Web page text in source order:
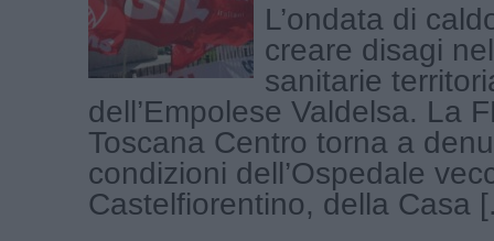
L’ondata di
creare disagi
sanitarie
dell’Empolese Valdelsa. La
Toscana Centro torna a
condizioni dell’Ospedale
Castelfiorentino, della Casa